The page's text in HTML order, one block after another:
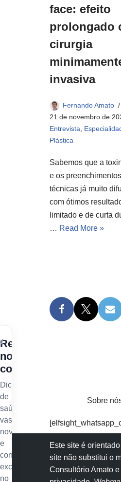
face: efeito
prolongado
cirurgia
invasiva
Fernando Amato
21 de novembro de
Entrevista,
Plástica
Sabemos que a
e os
técnicas já muito
com ótimos
limitado e de curta
… Read More »
Sobre
Este site é
site não substitui o
Consultório Amato e
Receba
nossos
conteúdos
Dicas
de
saúde
vascular,
novidades
e
conteúdo
exclusivo
no